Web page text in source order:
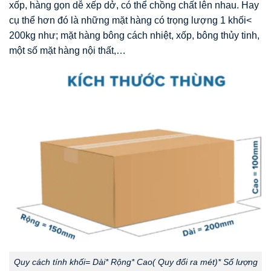
xốp, hàng gọn dễ xếp dở, có thể chồng chất lên nhau. Hay
cụ thể hơn đó là những mặt hàng có trọng lượng 1 khối<
200kg như; mặt hàng bông cách nhiệt, xốp, bông thủy tinh,
một số mặt hàng nội thất,…
Quy cách tính khối= Dài* Rộng* Cao( Quy đổi ra mét)* Số lượng